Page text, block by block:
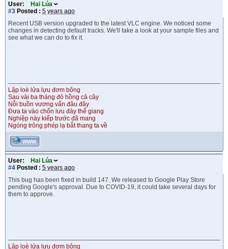
User:
Hai Lúa
#3 Posted : 5 years ago
Recent USB version upgraded to the latest VLC engine. We noticed some
changes in detecting default tracks. We'll take a look at your sample files and
see what we can do to fix it.
Lập loè lửa lựu đơm bông
Sau vài ba tháng đỏ hồng cả cây
Nỗi buồn vương vấn đâu đây
Đưa ta vào chốn lưu đày thế giang
Nghiệp này kiếp trước đã mang
Ngóng trông phép lạ bắt thang ta về
WWW
User:
Hai Lúa
#4 Posted : 5 years ago
This bug has been fixed in build 147. We released to Google Play Store
pending Google's approval. Due to COVID-19, it could take several days for
them to approve.
Lập loè lửa lựu đơm bông